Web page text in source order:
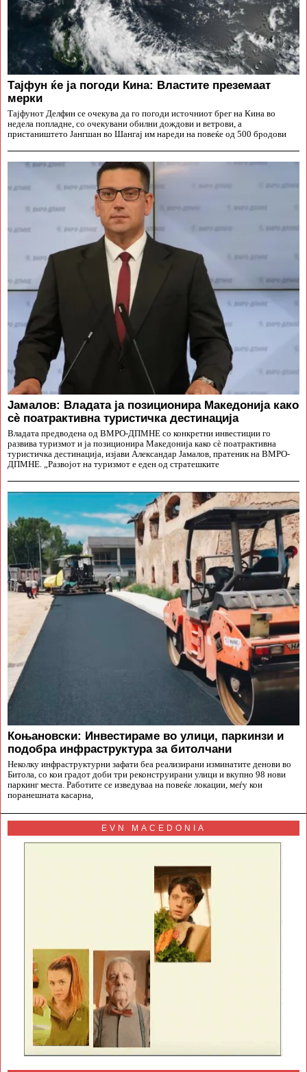
Тајфун ќе ја погоди Кина: Властите преземаат
мерки
Тајфунот Делфин се очекува да го погоди источниот брег на Кина во
недела попладне, со очекувани обилни дождови и ветрови, а
пристаништето Јангшан во Шангај им нареди на повеќе од 500 бродови
Јамалов: Владата ја позиционира Македонија како
сè поатрактивна туристичка дестинација
Владата предводена од ВМРО-ДПМНЕ со конкретни инвестиции го
развива туризмот и ја позиционира Македонија како сè поатрактивна
туристичка дестинација, изјави Александар Јамалов, пратеник на ВМРО-
ДПМНЕ. „Развојот на туризмот е еден од стратешките
Коњановски: Инвестираме во улици, паркинзи и
подобра инфраструктура за битолчани
Неколку инфраструктурни зафати беа реализирани изминатите денови во
Битола, со кои градот доби три реконструирани улици и вкупно 98 нови
паркинг места. Работите се изведуваа на повеќе локации, меѓу кои
поранешната касарна,
EVN MACEDONIA